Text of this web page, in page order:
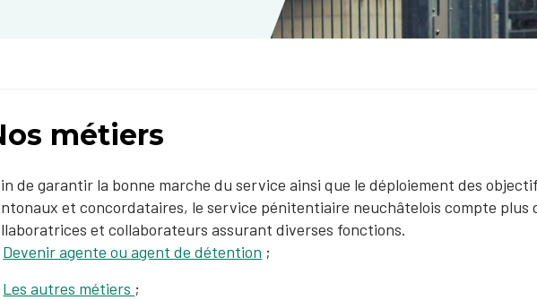
métiers
de garantir la bonne marche du service ainsi que le déploiement des
et concordataires, le service pénitentiaire neuchâtelois compte plus
et collaborateurs assurant diverses fonctions.​
Devenir agente ou agent de détention ;
Les autres métiers​ ;